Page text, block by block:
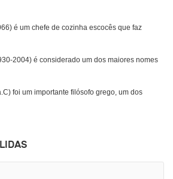
é um chefe de cozinha escocês que faz
2004) é considerado um dos maiores nomes
foi um importante filósofo grego, um dos